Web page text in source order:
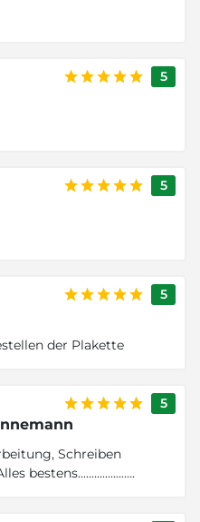
5
5
5
der Plakette
5
Schreiben
bestens.....................